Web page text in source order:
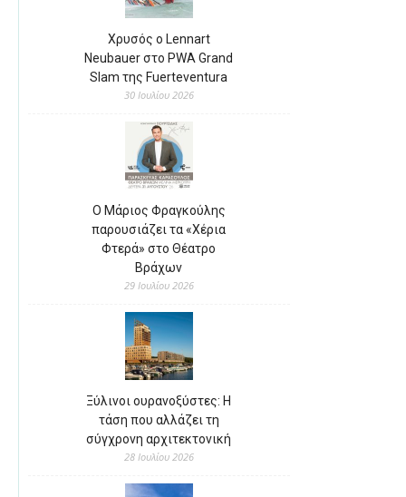
Χρυσός ο Lennart
Neubauer στο PWA Grand
Slam της Fuerteventura
30 Ιουλίου 2026
Ο Μάριος Φραγκούλης
παρουσιάζει τα «Χέρια
Φτερά» στο Θέατρο
Βράχων
29 Ιουλίου 2026
Ξύλινοι ουρανοξύστες: Η
τάση που αλλάζει τη
σύγχρονη αρχιτεκτονική
28 Ιουλίου 2026